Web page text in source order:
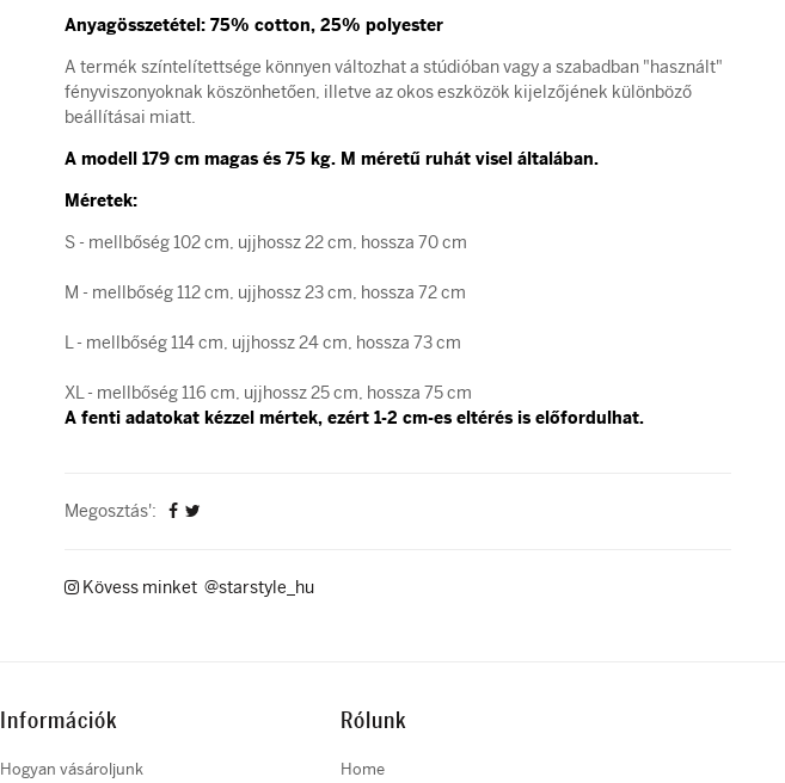
Anyagösszetétel: 75% cotton, 25% polyester
A termék színtelítettsége könnyen változhat a stúdióban vagy a szabadban "használt"
fényviszonyoknak köszönhetően, illetve az okos eszközök kijelzőjének különböző
beállításai miatt.
A modell 179 cm magas és 75 kg. M méretű ruhát visel általában.
Méretek:
S - mellbőség 102 cm, ujjhossz 22 cm, hossza 70 cm
M - mellbőség 112 cm, ujjhossz 23 cm, hossza 72 cm
L - mellbőség 114 cm, ujjhossz 24 cm, hossza 73 cm
XL - mellbőség 116 cm, ujjhossz 25 cm, hossza 75 cm
A fenti adatokat kézzel mértek, ezért 1-2 cm-es eltérés is előfordulhat.
Megosztás':
Kövess minket @starstyle_hu
Információk
Hogyan vásároljunk
Rólunk
Home